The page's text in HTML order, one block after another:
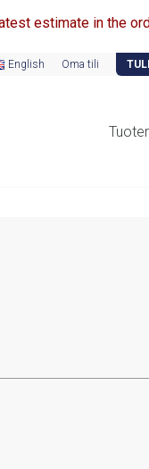
estimate in the
English Oma tili